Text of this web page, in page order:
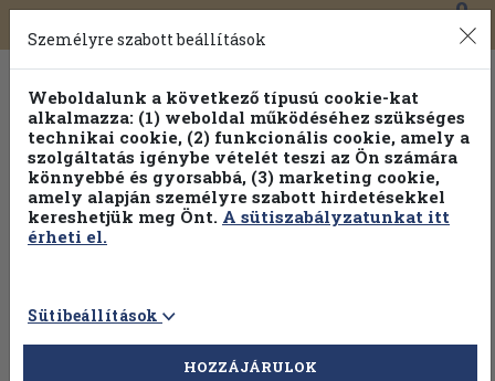
Toggle
navigation
0
Vissza az előző oldalra
Személyre szabott beállítások
Weboldalunk a következő típusú cookie-kat
alkalmazza: (1) weboldal működéséhez szükséges
technikai cookie, (2) funkcionális cookie, amely a
szolgáltatás igénybe vételét teszi az Ön számára
könnyebbé és gyorsabbá, (3) marketing cookie,
amely alapján személyre szabott hirdetésekkel
kereshetjük meg Önt. A sütiszabályzatunkat itt
érheti el.
Sütibeállítások
HOZZÁJÁRULOK